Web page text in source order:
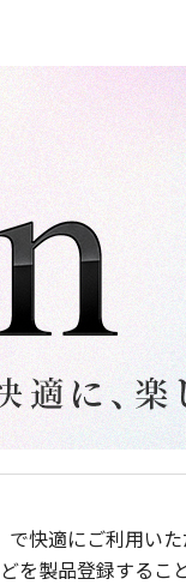
快適にご利用いた
を製品登録するこ